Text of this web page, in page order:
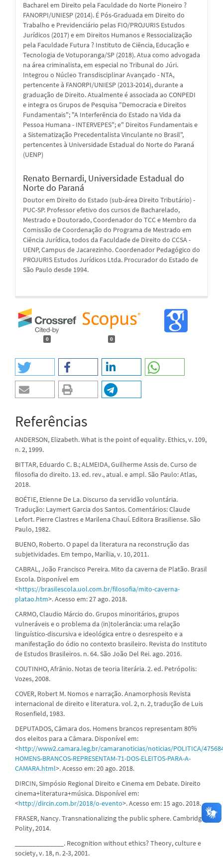
Bacharel em Direito pela Faculdade do Norte Pioneiro ?
FANORPI/UNIESP (2014). É Pós-Graduada em Direito do
Trabalho e Previdenciário pelas FIO/PROJURIS Estudos
Jurídicos (2017) e em Direitos Humanos e Ressocialização
pela Faculdade Futura ? Instituto de Ciência, Educação e
Tecnologia de Votuporanga/SP (2018). Atua como advogada
na área criminalista, em especial no Tribunal do Júri.
Integrou o Núcleo Transdisciplinar Avançado - NTA,
pertencente à FANORPI/UNIESP (2013-2014), durante a
graduação de Direito. Atualmente é associada ao CONPEDI
e integra os Grupos de Pesquisa "Democracia e Direitos
Fundamentais"; "A Interferência do Estado na Vida da
Pessoa Humana - INTERVEPES"; e" Direitos Fundamentais e
a Sistematização Precedentalista Vinculante no Brasil",
pertencentes à Universidade Estadual do Norte do Paraná
(UENP)
Renato Bernardi, Universidade Estadual do
Norte do Paraná
Doutor em Direito do Estado (sub-área Direito Tributário) -
PUC-SP. Professor efetivo dos cursos de Bacharelado,
Mestrado e Doutorado, Coordenador do TCC e Membro da
Comissão de Coordenação do Programa de Mestrado em
Ciência Jurídica, todos da Faculdade de Direito do CCSA -
UENP, Campus de Jacarezinho. Coordenador Pedagógico do
PROJURIS Estudos Jurídicos Ltda. Procurador do Estado de
São Paulo desde 1994.
0 0
Referências
ANDERSON, Elizabeth. What is the point of equality. Ethics, v. 109,
n. 2, 1999.
BITTAR, Eduardo C. B.; ALMEIDA, Guilherme Assis de. Curso de
filosofia do direito. 13. ed. rev., atual. e ampl. São Paulo: Atlas,
2018.
BOÉTIE, Etienne De La. Discurso da servidão voluntária.
Tradução: Laymert Garcia dos Santos. Comentários: Claude
Lefort. Pierre Clastres e Marilena Chauí. Editora Brasiliense. São
Paulo, 1982.
BUENO, Roberto. O papel da literatura na reconstrução das
subjetividades. Em tempo, Marília, v. 10, 2011.
CABRAL, João Francisco Pereira. Mito da caverna de Platão. Brasil
Escola. Disponível em
<https://brasilescola.uol.com.br/filosofia/mito-caverna-
platao.htm>. Acesso em: 27 ago. 2018.
CARMO, Claudio Márcio do. Grupos minoritários, grupos
vulneráveis e o problema da (in)tolerância: uma relação
linguístico-discursiva e ideológica entre o desrespeito e a
manifestação do ódio no contexto brasileiro. Revista do Instituto
de Estudos Brasileiros. n. 64. São João Del Rei. ago. 2016.
COUTINHO, Afrânio. Notas de teoria literária. 2. ed. Petrópolis:
Vozes, 2008.
COVER, Robert M. Nomos e narração. Anamorphosis Revista
internacional de direito e literatura. vol. 2, n. 2, tradução de Luis
Rosenfield, 1983.
DEPUTADOS, Câmara dos. Homens brancos representam 80%
dos eleitos para a Câmara. Disponível em:
<http://www2.camara.leg.br/camaranoticias/noticias/POLITICA/
HOMENS-BRANCOS-REPRESENTAM-71-DOS-ELEITOS-PARA-A-
CAMARA.html>. Acesso em: 20 ago. 2018.
DIRCIN, Simpósio Regional Direito e Cinema em Debate. Direito
cinema+literatura+música. Disponível em:
<http://dircin.com.br/2018/o-evento>. Acesso em: 15 ago. 2018.
FRASER, Nancy. Transnationalizing the public sphere. Cambridge:
Polity, 2014.
______________. Recognition without ethics? Theory, culture e
society, v. 18, n. 2-3, 2001.